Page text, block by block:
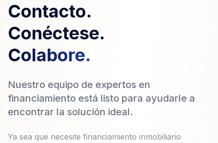
Contacto.
Conéctese.
Colabore.
Nuestro equipo de expertos en
financiamiento está listo para ayudarle a
encontrar la solución ideal.
Ya sea que necesite financiamiento inmobiliario